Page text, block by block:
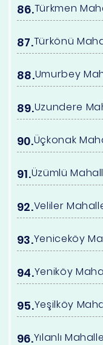
Türkmen
Türkönü
Umurbey
Uzundere
Üçkonak
Üzümlü
Veliler
Yeniceköy
Yeniköy
Yeşilköy
Yılanlı